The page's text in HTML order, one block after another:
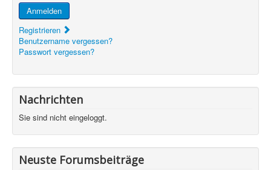
Anmelden
Registrieren
Benutzername vergessen?
Passwort vergessen?
Nachrichten
Sie sind nicht eingeloggt.
Neuste Forumsbeiträge